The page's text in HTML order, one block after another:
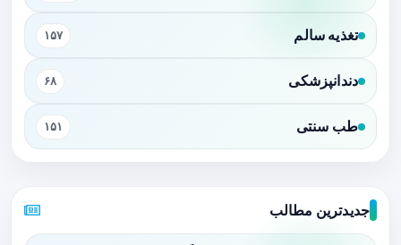
تغذیه سالم ۱۵۷
دندانپزشکی ۶۸
طب سنتی ۱۵۱
جدیدترین مطالب